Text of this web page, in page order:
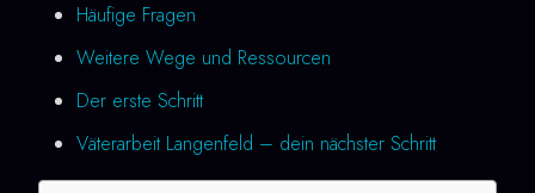
Häufige Fragen
Weitere Wege und Ressourcen
Der erste Schritt
Väterarbeit Langenfeld – dein nächster Schritt